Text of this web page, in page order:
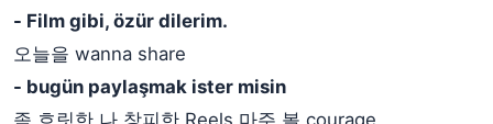
- Film gibi, özür dilerim.
오늘을 wanna share
- bugün paylaşmak ister misin
좀 흐릿한 나 창피한 Reels 마주 볼 courage